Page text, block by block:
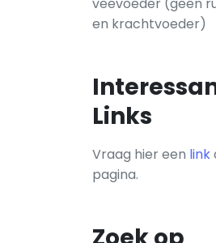
en krachtvoeder)
Links
Vraag hier een link
pagina.